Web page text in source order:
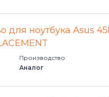
Portege R Series
Portege S Series
для ноутбука Asus
Производство
Аналог